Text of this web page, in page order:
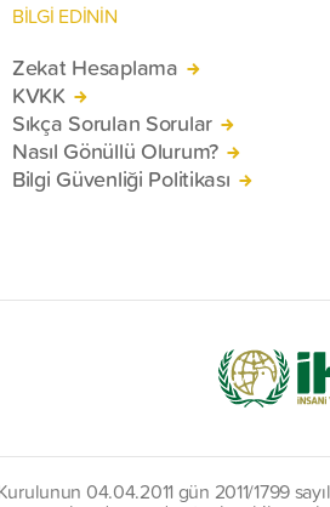
BİLGİ EDİNİN
Zekat Hesaplama
KVKK
Sıkça Sorulan Sorular
Nasıl Gönüllü Olurum?
Bilgi Güvenliği Politikası
04.04.2011 gün 2011/1799